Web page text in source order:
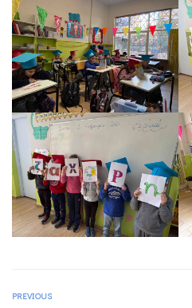
PREVIOUS